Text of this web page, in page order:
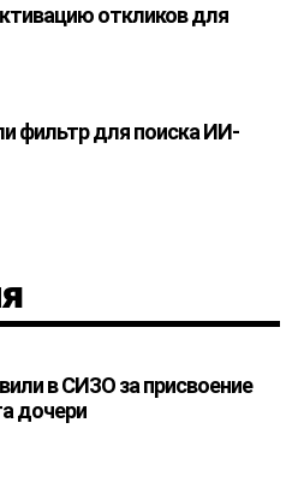
откликов для
фильтр для поиска ИИ-
в СИЗО за присвоение
дочери